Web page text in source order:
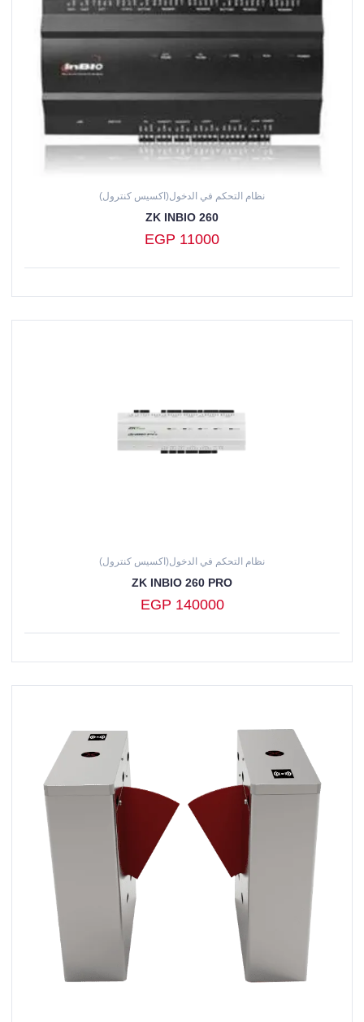
نظام التحكم في الدخول(اكسيس كنترول)
ZK INBIO 260
EGP 11000
نظام التحكم في الدخول(اكسيس كنترول)
ZK INBIO 260 PRO
EGP 140000